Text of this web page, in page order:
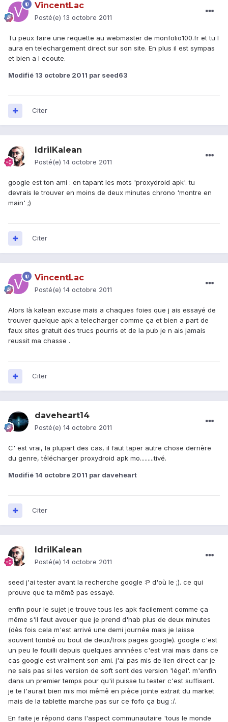
VincentLac
Posté(e) 13 octobre 2011
Tu peux faire une requette au webmaster de monfolio100.fr et tu l
aura en telechargement direct sur son site. En plus il est sympas
et bien a l ecoute.
Modifié 13 octobre 2011 par seed63
Citer
IdrilKalean
Posté(e) 14 octobre 2011
google est ton ami : en tapant les mots 'proxydroid apk'. tu
devrais le trouver en moins de deux minutes chrono 'montre en
main' ;)
Citer
VincentLac
Posté(e) 14 octobre 2011
Alors là kalean excuse mais a chaques foies que j ais essayé de
trouver quelque apk a telecharger comme ça et bien a part de
faux sites gratuit des trucs pourris et de la pub je n ais jamais
reussit ma chasse .
Citer
daveheart14
Posté(e) 14 octobre 2011
C' est vrai, la plupart des cas, il faut taper autre chose derrière
du genre, télécharger proxydroid apk mo.........tivé.
Modifié 14 octobre 2011 par daveheart
Citer
IdrilKalean
Posté(e) 14 octobre 2011
seed j'ai tester avant la recherche google :P d'où le ;). ce qui
prouve que ta mêmê pas essayé.
enfin pour le sujet je trouve tous les apk facilement comme ça
même s'il faut avouer que je prend d'hab plus de deux minutes
(dès fois cela m'est arrivé une demi journée mais je laisse
souvent tombé ou bout de deux/trois pages google). google c'est
un peu le fouilli depuis quelques annnées c'est vrai mais dans ce
cas google est vraiment son ami. j'ai pas mis de lien direct car je
ne sais pas si les version de soft sont des version 'légal'. m'enfin
dans un premier temps pour qu'il puisse tu tester c'est suffisant.
je te l'aurait bien mis moi mêmê en pièce jointe extrait du market
mais de la tablette marche pas sur ce fofo ça bug :/.
En faite je répond dans l'aspect communautaire 'tous le monde